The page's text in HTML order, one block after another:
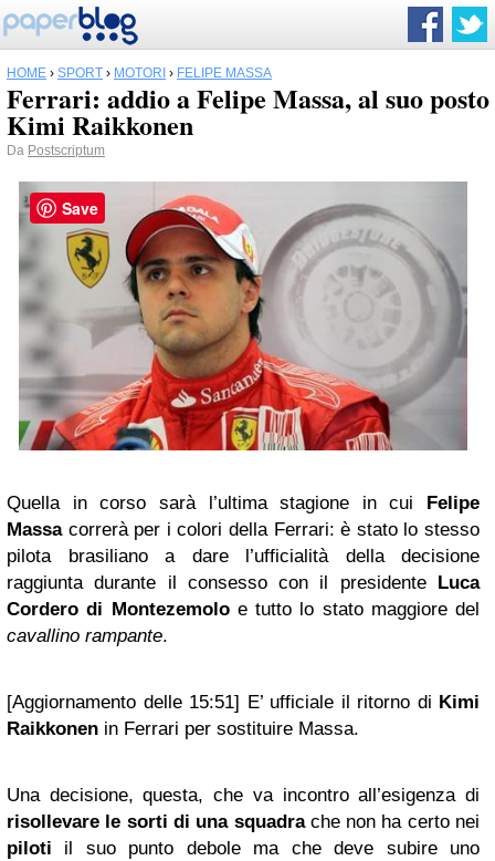
HOME › SPORT › MOTORI › FELIPE MASSA
Ferrari: addio a Felipe Massa, al suo posto
Kimi Raikkonen
Da Postscriptum
Quella in corso sarà l’ultima stagione in cui Felipe
Massacorrerà per i colori della Ferrari: è stato lo stesso
pilota brasiliano a dare l’ufficialità della decisione
raggiunta durante il consesso con il presidente Luca
Cordero di Montezemoloe tutto lo stato maggiore del
cavallino rampante.
[Aggiornamento delle 15:51] E’ ufficiale il ritorno di Kimi
Raikkonen in Ferrari per sostituire Massa.
Una decisione, questa, che va incontro all’esigenza di
risollevare le sorti di una squadrache non ha certo nei
piloti il suo punto debole ma che deve subire uno
Save